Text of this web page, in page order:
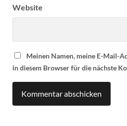
Website
Meinen Namen, meine E-Mail-
in diesem Browser für die nächste